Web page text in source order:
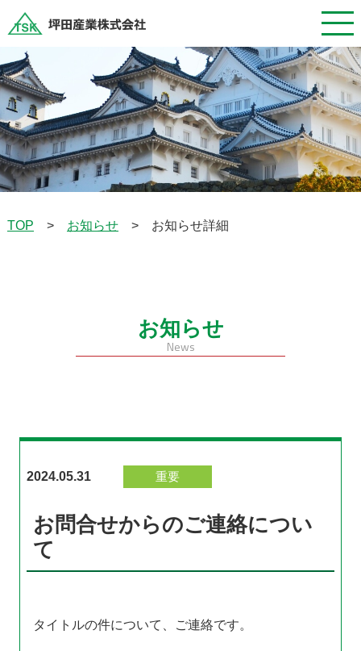
TOP > お知らせ > お知らせ詳細
お知らせ
News
2024.05.31 重要
お問合せからのご連絡につい
て
タイトルの件について、ご連絡です。